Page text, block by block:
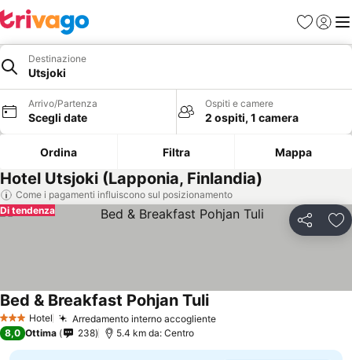
PreferitiAccedi
Destinazione
Utsjoki
Arrivo/Partenza
Scegli date
Ospiti e camere
2 ospiti, 1 camera
Ordina Filtra Mappa
Hotel Utsjoki (Lapponia, Finlandia)
Come i pagamenti influiscono sul posizionamento
Condividi
Di tendenza
3 StelleHotel Arredamento interno accogliente
Bed & Breakfast Pohjan Tuli
8,0 Ottima 238 5.4 km da: Centro